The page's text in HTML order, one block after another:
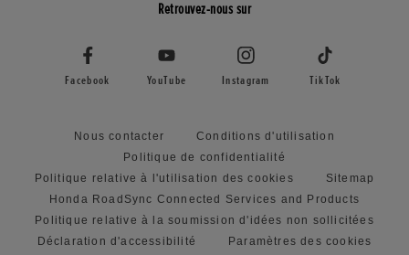
Retrouvez-nous sur
Facebook YouTube Instagram TikTok
Nous contacter
Conditions d'utilisation
Politique de confidentialité
Politique relative à l'utilisation des cookies
Sitemap
Honda RoadSync Connected Services and Products
Politique relative à la soumission d'idées non sollicitées
Déclaration d'accessibilité
Paramètres des cookies